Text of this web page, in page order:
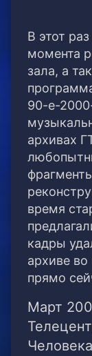
В этот
момента
зала, а
90-е-
архивах
время
кадры
архиве
прямо
Март